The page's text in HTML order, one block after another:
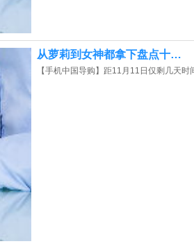
从萝莉到女神都拿下盘点十…
【手机中国导购】距11月11日仅剩几天